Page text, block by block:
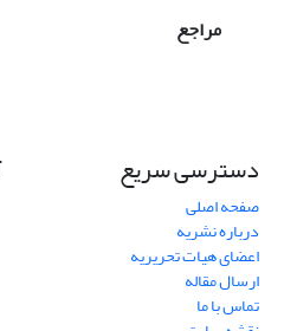
مراجع
دسترسی سریع
صفحه اصلی
درباره نشریه
اعضای هیات تحریریه
ارسال مقاله
تماس با ما